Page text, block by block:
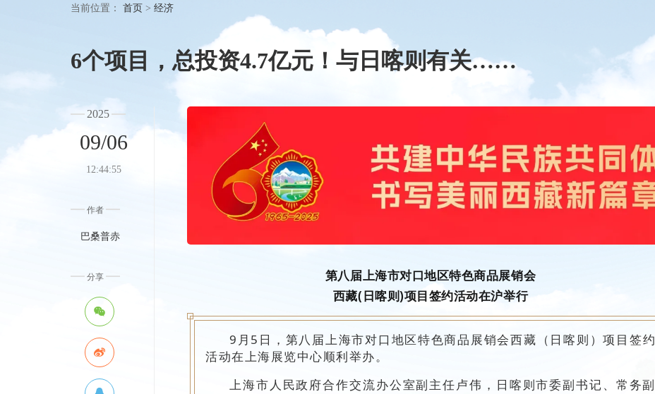
当前位置： 首页 > 经济
6个项目，总投资4.7亿元！与日喀则有关……
2025
09/06
12:44:55
作者
巴桑普赤
分享
第八届上海市对口地区特色商品展销会
西藏(日喀则)项目签约活动在沪举行
9月5日，第八届上海市对口地区特色商品展销会西藏（日喀则）项目签约
活动在上海展览中心顺利举办。
上海市人民政府合作交流办公室副主任卢伟，日喀则市委副书记、常务副